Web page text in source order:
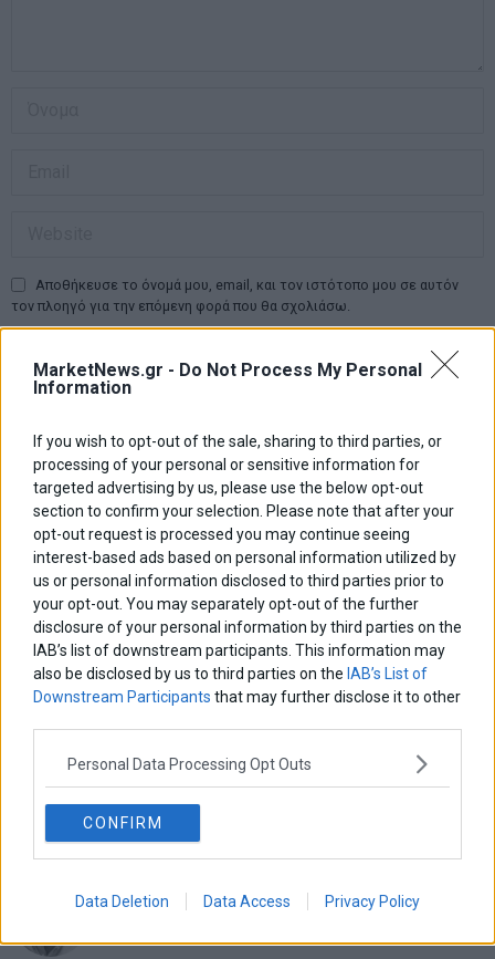
MarketNews.gr - Do Not Process My Personal
Information
If you wish to opt-out of the sale, sharing to third parties, or
processing of your personal or sensitive information for
targeted advertising by us, please use the below opt-out
section to confirm your selection. Please note that after your
opt-out request is processed you may continue seeing
interest-based ads based on personal information utilized by
us or personal information disclosed to third parties prior to
your opt-out. You may separately opt-out of the further
disclosure of your personal information by third parties on the
IAB’s list of downstream participants. This information may
also be disclosed by us to third parties on the IAB’s List of
Downstream Participants that may further disclose it to other
Personal Data Processing Opt Outs
CONFIRM
Data Deletion Data Access Privacy Policy
Αποθήκευσε το όνομά μου, email, και τον ιστότοπο μου σε αυτόν
τον πλοηγό για την επόμενη φορά που θα σχολιάσω.
άρθρων
post:
Μ. Θεοδωράκης κατά
Τσίπρα και Κουμεντάκη: Το
έργο μου έχει γίνει και πάλι
αντικείμενο διωγμού
Υποψήφιος στο δυτικό
τομέα της πρώην Β. Αθηνών
ο Κ. Μητσοτάκης
ΑΡΘΡΟΓΡΑΦΟΙ
Ελευθερία Κούρταλη
Οι «τιμωροί» των ομολόγων επέστρεψαν
Εύη Φραγκάκη
Η αληθινή παιδεία ξεκινά από την ψυχή…
Σταματίνα Σταματάκου
Η βία κατά των ζώων δεν αντέχει βολικές ερμηνείες
Από την αποθέωση στην καταγγελία: Η Ελλάδα πάντα